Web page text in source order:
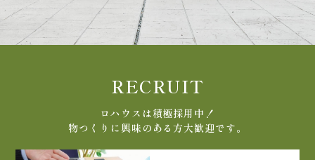
RECRUIT
ロハウスは積極採用中！
物つくりに興味のある方大歓迎です。